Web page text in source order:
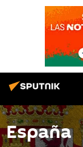
España